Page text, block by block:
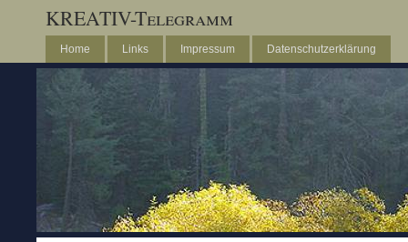
KREATIV-Telegramm
Home Links Impressum Datenschutzerklärung